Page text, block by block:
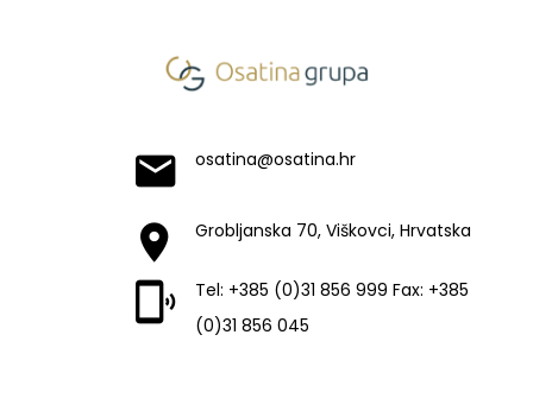
osatina@osatina.hr
Grobljanska 70, Viškovci, Hrvatska
Tel: +385 (0)31 856 999 Fax: +385
(0)31 856 045